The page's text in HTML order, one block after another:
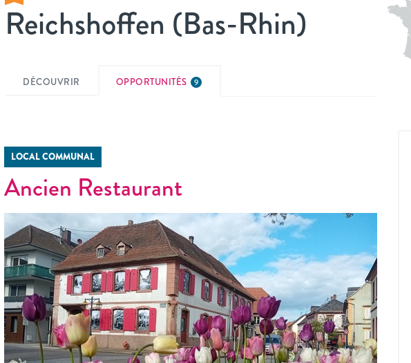
Reichshoffen (Bas-Rhin)
DÉCOUVRIR OPPORTUNITÉS 9
LOCAL COMMUNAL
Ancien Restaurant